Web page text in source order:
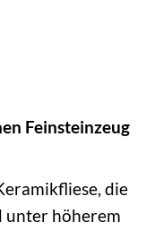
Feinsteinzeug
die
unter höherem